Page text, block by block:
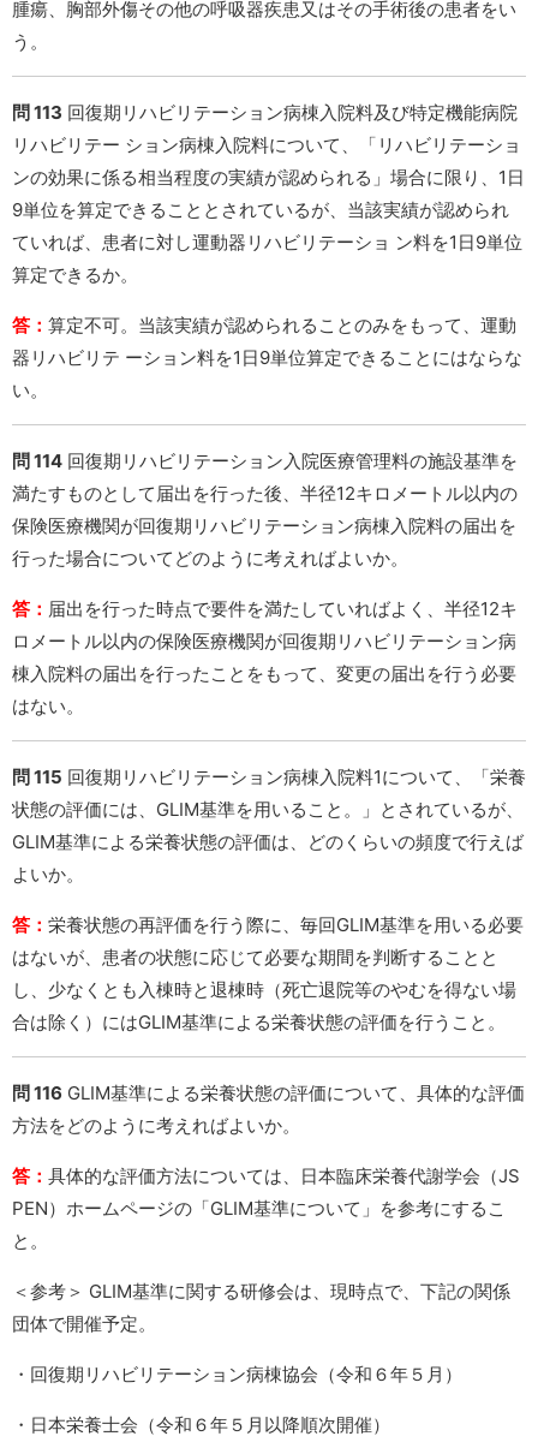
腫瘍、胸部外傷その他の呼吸器疾患又はその手術後の患者をい
う。
問 113 回復期リハビリテーション病棟入院料及び特定機能病院
リハビリテー ション病棟入院料について、「リハビリテーショ
ンの効果に係る相当程度の実績が認められる」場合に限り、1日
9単位を算定できることとされているが、当該実績が認められ
ていれば、患者に対し運動器リハビリテーショ ン料を1日9単位
算定できるか。
答： 算定不可。当該実績が認められることのみをもって、運動
器リハビリテ ーション料を1日9単位算定できることにはならな
い。
問 114 回復期リハビリテーション入院医療管理料の施設基準を
満たすものとして届出を行った後、半径12キロメートル以内の
保険医療機関が回復期リハビリテーション病棟入院料の届出を
行った場合についてどのように考えればよいか。
答： 届出を行った時点で要件を満たしていればよく、半径12キ
ロメートル以内の保険医療機関が回復期リハビリテーション病
棟入院料の届出を行ったことをもって、変更の届出を行う必要
はない。
問 115 回復期リハビリテーション病棟入院料1について、「栄養
状態の評価には、GLIM基準を用いること。」とされているが、
GLIM基準による栄養状態の評価は、どのくらいの頻度で行えば
よいか。
答： 栄養状態の再評価を行う際に、毎回GLIM基準を用いる必要
はないが、患者の状態に応じて必要な期間を判断することと
し、少なくとも入棟時と退棟時（死亡退院等のやむを得ない場
合は除く）にはGLIM基準による栄養状態の評価を行うこと。
問 116 GLIM基準による栄養状態の評価について、具体的な評価
方法をどのように考えればよいか。
答： 具体的な評価方法については、日本臨床栄養代謝学会（JS
PEN）ホームページの「GLIM基準について」を参考にするこ
と。
＜参考＞ GLIM基準に関する研修会は、現時点で、下記の関係
団体で開催予定。
・回復期リハビリテーション病棟協会（令和６年５月）
・日本栄養士会（令和６年５月以降順次開催）